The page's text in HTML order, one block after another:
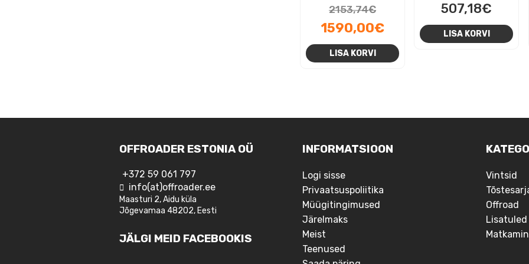
2153,74€Algne
hind
oli:
2153,74€.
1590,00€Praegune
hind
on:
LISA KORVI
507,18€
LISA KORVI
OFFROADER ESTONIA OÜ
+372 59 061 797
info(at)offroader.ee
Maasturi 2, Aidu küla
Jõgevamaa 48202, Eesti
JÄLGI MEID FACEBOOKIS
INFORMATSIOON
Logi sisse
Privaatsuspoliitika
Müügitingimused
Järelmaks
Meist
Teenused
Vintsid
Offroad
Lisatuled